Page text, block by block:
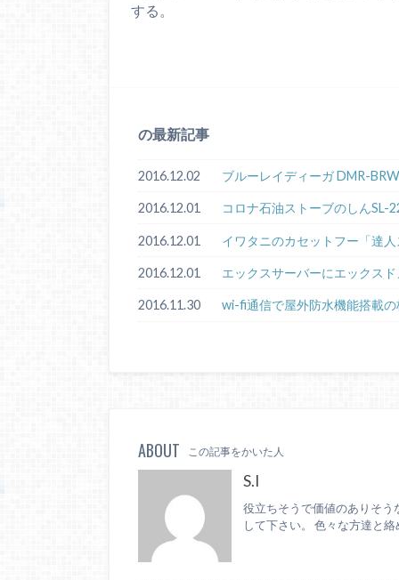
する。
の最新記事
2016.12.02 ブルーレイディーガ DMR-
2016.12.01 コロナ石油ストーブのしんSL-
2016.12.01 イワタニのカセットフー「達
2016.12.01 エックスサーバーにエックス
2016.11.30 wi-fi通信で屋外防水機能搭載
ABOUT この記事をかいた人
S.I
役立ちそうで価値のありそう
して下さい。 色々な方達と